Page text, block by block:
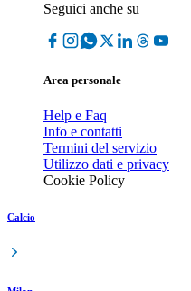
Seguici anche su
Area personale
Help e Faq
Info e contatti
Termini del servizio
Utilizzo dati e privacy
Cookie Policy
Calcio